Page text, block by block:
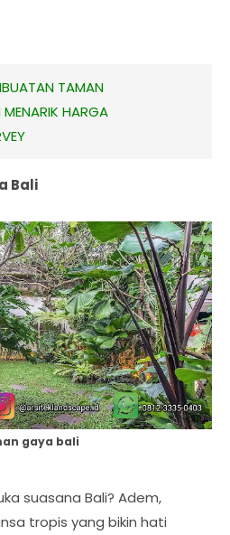
TAMAN
HARGA
Bali
gaya bali
suasana Bali? Adem,
tropis yang bikin hati